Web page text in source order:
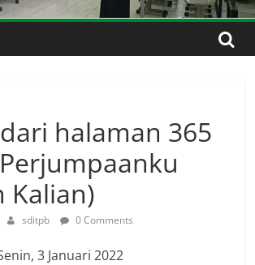
halaman 365
Kalian)
sditpb 0 Comments
3 Januari 2022